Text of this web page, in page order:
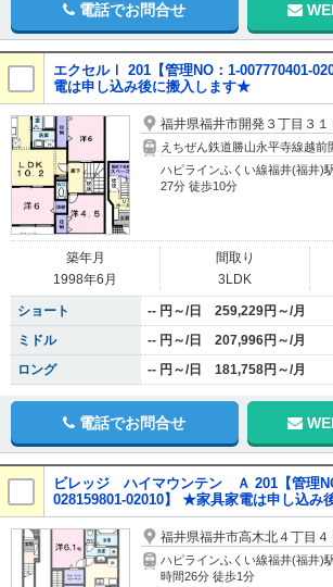
電話でお問合せ
エクセルⅠ 201【管理NO：1-007770401-
電は申し込み後に搬入します★
福井県福井市開発３丁目３１
えちぜん鉄道勝山永平寺線越前
ハピラインふくい線福井(福井)
27分 徒歩10分
築年月
1998年6月
間取り
3LDK
ショート
-- 円～/日 259,229円～/月
ミドル
-- 円～/日 207,996円～/月
ロング
-- 円～/日 181,758円～/月
電話でお問合せ
ビレッジ ハイマウンテン Ａ 201【管理
028159801-02010】 ★家具家電は申し込み
福井県福井市高木北４丁目４
ハピラインふくい線福井(福井)
時間26分 徒歩1分